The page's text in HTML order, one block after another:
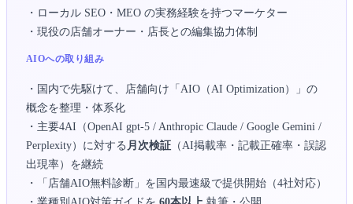
・ローカル SEO・MEO の実務経験を持つマーケター
・現役の店舗オーナー・店長との編集協力体制
AIOへの取り組み
・国内で先駆けて、店舗向け「AIO（AI Optimization）」の
概念を整理・体系化
・主要4AI（OpenAI gpt-5 / Anthropic Claude / Google Gemini /
Perplexity）に対する 月次検証 （AI掲載率・記載正確率・誤認
出現率）を継続
・「店舗AIO無料診断」を国内最速級で提供開始（4社対応）